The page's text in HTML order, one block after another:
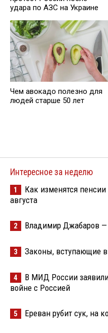
удара по АЗС на Украине
Чем авокадо полезно для
людей старше 50 лет
Интересное за неделю
1
Как изменятся
августа
2 Владимир Джабаров —
3 Законы, вступающие в
4
В МИД России
войне с Россией
5 Ереван рубит сук, на